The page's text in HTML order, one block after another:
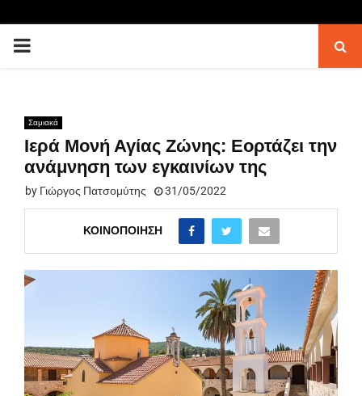
PRIMARY
Σαμιακά
Ιερά Μονή Αγίας Ζώνης: Εορτάζει την
ανάμνηση των εγκαινίων της
by Γιώργος Πατσομύτης 31/05/2022
ΚΟΙΝΟΠΟΊΗΣΗ